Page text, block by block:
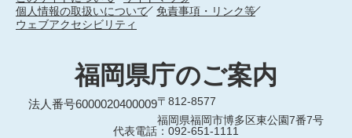
個人情報の取扱いについて
免責事項・リンク等
ウェブアクセシビリティ
福岡県庁のご案内
法人番号6000020400009〒812-8577
福岡県福岡市博多区東公園7番7号
代表電話：092-651-1111